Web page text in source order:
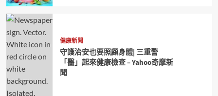
健康新聞
守護治安也要照顧身體| 三重警
「醫」起來健康檢查 – Yahoo奇摩新
聞